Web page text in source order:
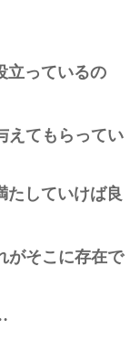
立っているの
えてもらってい
たしていけば良
がそこに存在で